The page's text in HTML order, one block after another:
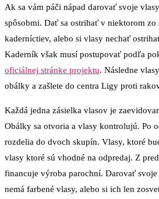
Ak sa vám páči nápad darovať svoje
spôsobmi. Dať sa ostrihať v niektorom zo
kaderníctiev, alebo si vlasy nechať
Kaderník však musí postupovať podľa
oficiálnej stránke projektu. Následne
obálky a zašlete do centra Ligy proti
Každá jedna zásielka vlasov je
Obálky sa otvoria a vlasy kontrolujú. Po
rozdelia do dvoch skupín. Vlasy, ktoré
vlasy ktoré sú vhodné na odpredaj. Z
financuje výroba parochní. Darovať
nemá farbené vlasy, alebo si ich len